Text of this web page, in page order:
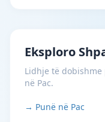
Eksploro
Lidhje të
në Pac.
→ Punë në Pac